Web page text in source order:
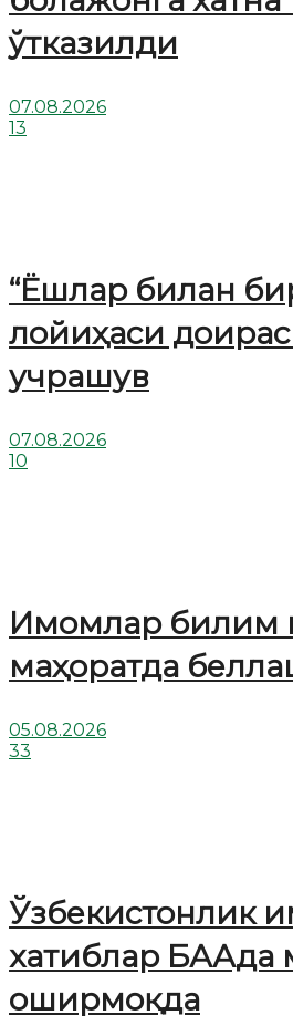
ўтказилди
07.08.2026
13
“Ёшлар билан
лойиҳаси
учрашув
07.08.2026
10
Имомлар билим
маҳоратда
05.08.2026
33
Ўзбекистонлик
хатиблар БААда
оширмоқда